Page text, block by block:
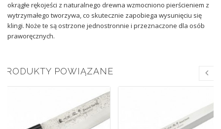
okrągłe rękojeści z naturalnego drewna wzmocniono pierścieniem z
wytrzymałego tworzywa, co skutecznie zapobiega wysunięciu się
klingi. Noże te są ostrzone jednostronnie i przeznaczone dla osób
praworęcznych.
PRODUKTY POWIĄZANE